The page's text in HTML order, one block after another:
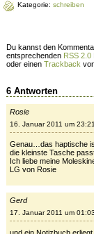
Kategorie: schreiben
Du kannst den
entsprechenden RSS 2.0
oder einen Trackback
6 Antworten
Rosie
16. Januar 2011 um
Genau…das haptische
die kleinste Tasche
Ich liebe meine
LG von Rosie
Gerd
17. Januar 2011 um